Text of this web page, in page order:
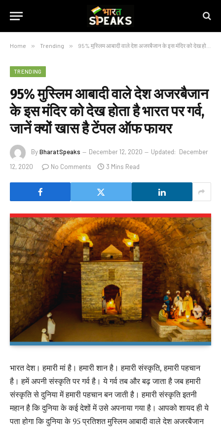
Home » Trending » 95% मुस्लिम आबादी वाले देश अजरबैजान के इस मंदिर को देख होता है भारत पर गर्व, जानें क्यों खास है टेंपल ऑफ फायर
TRENDING
95% मुस्लिम आबादी वाले देश अजरबैजान
के इस मंदिर को देख होता है भारत पर गर्व,
जानें क्यों खास है टेंपल ऑफ फायर
ByBharatSpeaks December 12, 2020 Updated: December
12, 2020
No Comments 3 Mins Read
भारत देश। हमारी मां है। हमारी शान है। हमारी संस्कृति, हमारी पहचान
है। हमें अपनी संस्कृति पर गर्व है। ये गर्व तब और बढ़ जाता है जब हमारी
संस्कृति से दुनिया में हमारी पहचान बन जाती है। हमारी संस्कृति इतनी
महान है कि दुनिया के कई देशों में उसे अपनाया गया है। आपको शायद ही ये
पता होगा कि दुनिया के 95 प्रतिशत मुस्लिम आबादी वाले देश अजरबैजान